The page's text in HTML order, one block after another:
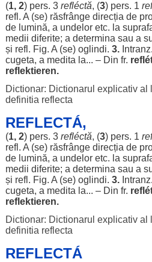
(1, 2) pers. 3 refléctă, (3) pers. 1
refl. A (se) răsfrânge direcția de
de lumină, a undeloretc. la
medii diferite; a determina sau a
și refl. Fig. A (se) oglindi. 3.
cugeta, a medita la... – Din fr.
reflektieren.
Dictionar: Dictionarul explicativ al
definitia reflecta
REFLECTÁ,
(1, 2) pers. 3 refléctă, (3) pers. 1
refl. A (se) răsfrânge direcția de
de lumină, a undeloretc. la
medii diferite; a determina sau a
și refl. Fig. A (se) oglindi. 3.
cugeta, a medita la... – Din fr.
reflektieren.
Dictionar: Dictionarul explicativ al
definitia reflecta
REFLECTÁ